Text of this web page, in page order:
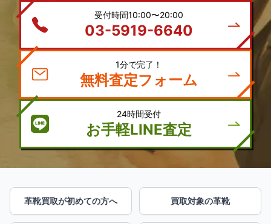
受付時間10:00〜20:00
03-5919-6640
1分で完了！
無料査定フォーム
24時間受付
お手軽LINE査定
革靴買取が初めての方へ 買取対象の革靴